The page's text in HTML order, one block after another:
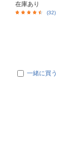
在庫あり
(32)
一緒に買う